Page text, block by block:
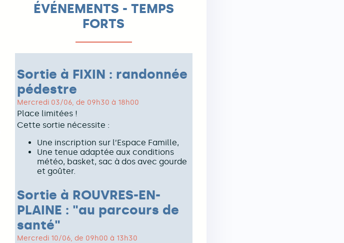
ÉVÉNEMENTS - TEMPS
FORTS
Sortie à FIXIN : randonnée
pédestre
Mercredi 03/06, de 09h30 à 18h00
Place limitées !
Cette sortie nécessite :
Une inscription sur l’Espace Famille,
Une tenue adaptée aux conditions
météo, basket, sac à dos avec gourde
et goûter.
Sortie à ROUVRES-EN-
PLAINE : "au parcours de
santé"
Mercredi 10/06, de 09h00 à 13h30